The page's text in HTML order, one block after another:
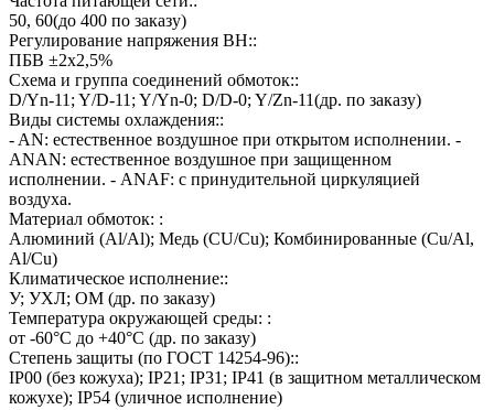
50, 60(до 400 по заказу)
Регулирование напряжения ВН::
ПБВ ±2х2,5%
Схема и группа соединений обмоток::
D/Yn-11; Y/D-11; Y/Yn-0; D/D-0; Y/Zn-11(др. по заказу)
Виды системы охлаждения::
- AN: естественное воздушное при открытом исполнении. -
ANAN: естественное воздушное при защищенном
исполнении. - ANAF: с принудительной циркуляцией
воздуха.
Материал обмоток: :
Алюминий (Al/Al); Медь (CU/Cu); Комбинированные (Cu/Al,
Al/Cu)
Климатическое исполнение::
У; УХЛ; ОМ (др. по заказу)
Температура окружающей среды: :
от -60°C до +40°C (др. по заказу)
Степень защиты (по ГОСТ 14254-96)::
IP00 (без кожуха); IP21; IP31; IP41 (в защитном металлическом
кожухе); IP54 (уличное исполнение)